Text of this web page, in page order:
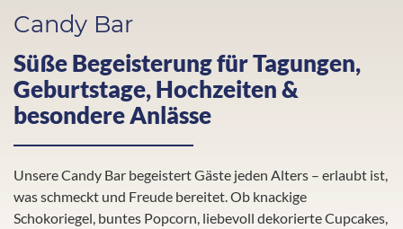
Candy Bar
Süße Begeisterung für Tagungen,
Geburtstage, Hochzeiten &
besondere Anlässe
Unsere Candy Bar begeistert Gäste jeden Alters – erlaubt ist,
was schmeckt und Freude bereitet. Ob knackige
Schokoriegel, buntes Popcorn, liebevoll dekorierte Cupcakes,